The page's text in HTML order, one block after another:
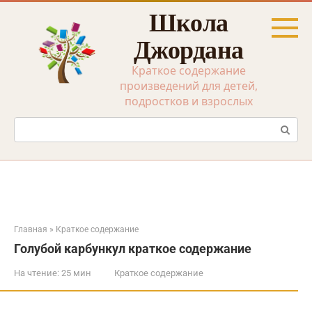
Перейти
Школа
Джордана
Краткое содержание
произведений для детей,
подростков и взрослых
Поиск:
Главная » Краткое содержание
Голубой карбункул краткое содержание
На чтение: 25 мин Краткое содержание